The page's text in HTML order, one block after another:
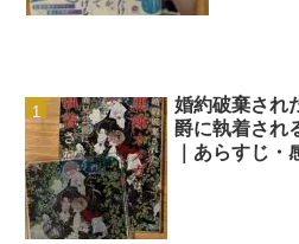
婚約破棄され
爵に執着され
｜あらすじ・